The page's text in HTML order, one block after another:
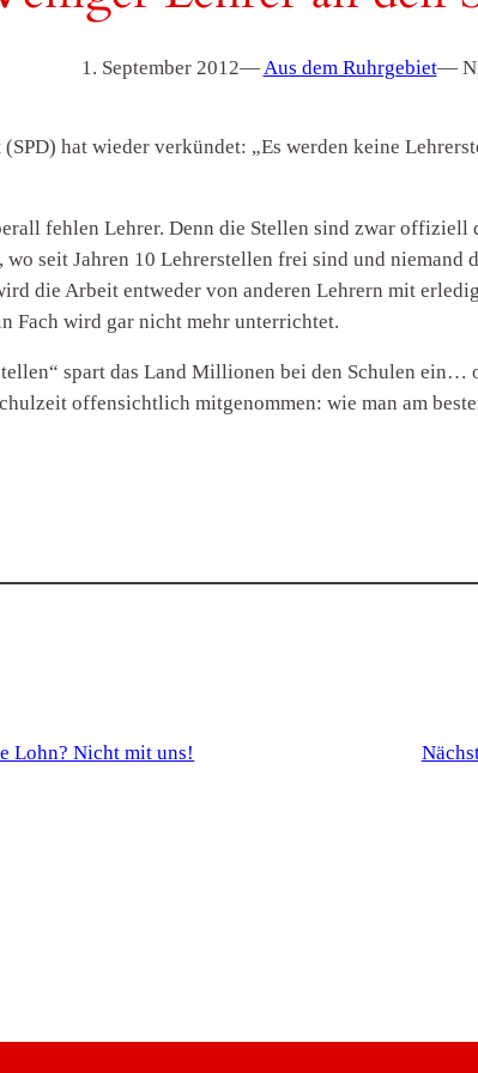
1. September 2012—Aus dem Ruhrgebiet—
hat wieder verkündet: „Es werden keine
fehlen Lehrer. Denn die Stellen sind zwar offiziell
wo seit Jahren 10 Lehrerstellen frei sind und
die Arbeit entweder von anderen Lehrern mit
Fach wird gar nicht mehr unterrichtet.
spart das Land Millionen bei den Schulen ein…
offensichtlich mitgenommen: wie man am
Lohn? Nicht mit uns!